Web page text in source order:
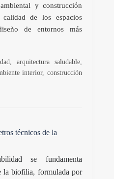
y construcción
de los espacios
de entornos más
arquitectura saludable,
interior, construcción
técnicos de la
se fundamenta
la biofilia, formulada por